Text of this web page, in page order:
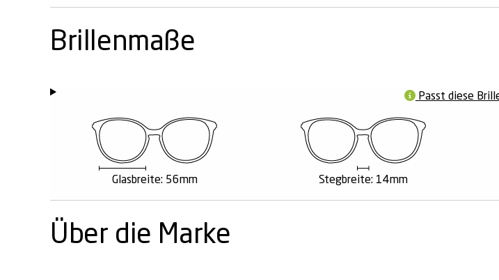
Brillenmaße
Passt diese
Glasbreite: 56mm Stegbreite: 14mm
Über die Marke